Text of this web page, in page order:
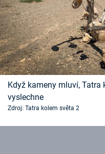
Když kameny mluví, Tatra
vyslechne
Zdroj: Tatra kolem světa 2